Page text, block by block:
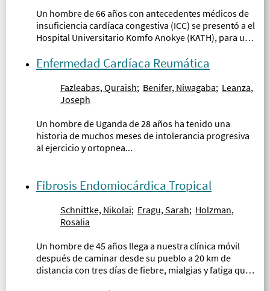
Un hombre de 66 años con antecedentes médicos de
insuficiencia cardíaca congestiva (ICC) se presentó a el
Hospital Universitario Komfo Anokye (KATH), para una
esfuerzo y una leve molestia abdominal...
Enfermedad Cardíaca Reumática
Fazleabas, Quraish; Benifer, Niwagaba; Leanza,
Joseph
Un hombre de Uganda de 28 años ha tenido una
historia de muchos meses de intolerancia progresiva
al ejercicio y ortopnea...
Fibrosis Endomiocárdica Tropical
Schnittke, Nikolai; Eragu, Sarah; Holzman,
Rosalia
Un hombre de 45 años llega a nuestra clínica móvil
después de caminar desde su pueblo a 20 km de
distancia con tres días de fiebre, mialgias y fatiga que